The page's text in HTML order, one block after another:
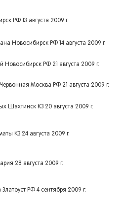
РФ 13 августа 2009 г.
Новосибирск РФ 14 августа 2009 г.
РФ 21 августа 2009 г.
Москва РФ 21 августа 2009 г.
Шахтинск КЗ 20 августа 2009 г.
КЗ 24 августа 2009 г.
28 августа 2009 г.
РФ 4 сентября 2009 г.